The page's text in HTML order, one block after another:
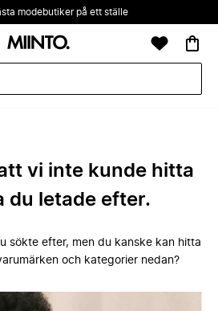
modebutiker på ett ställe
vi inte kunde hitta
du letade efter.
sökte efter, men du kanske kan hitta
och kategorier nedan?